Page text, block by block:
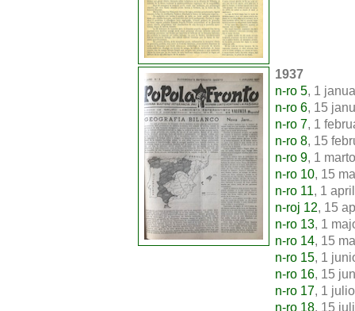
1937
n-ro 5, 1
n-ro 6, 15
n-ro 7, 1
n-ro 8, 15
n-ro 9, 1
n-ro 10, 15
n-ro 11, 1
n-roj 12, 15
n-ro 13, 1
n-ro 14, 15
n-ro 15, 1
n-ro 16, 15
n-ro 17, 1
n-ro 18, 15